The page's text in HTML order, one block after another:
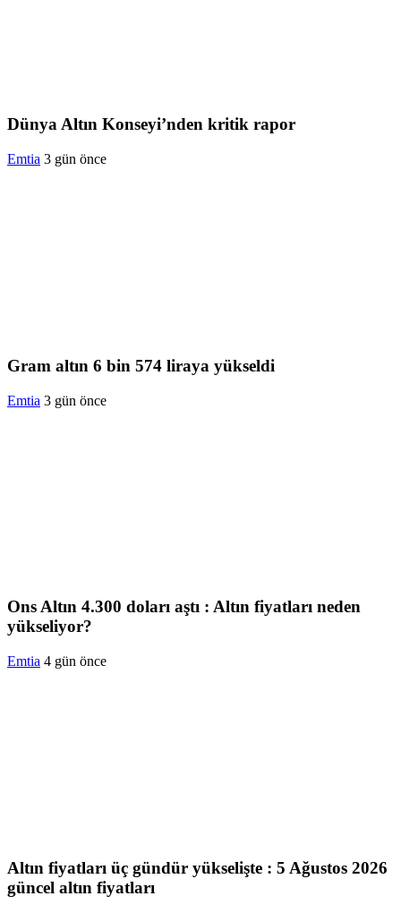
Dünya Altın Konseyi’nden kritik rapor
Emtia 3 gün önce
Gram altın 6 bin 574 liraya yükseldi
Emtia 3 gün önce
Ons Altın 4.300 doları aştı : Altın fiyatları neden
yükseliyor?
Emtia 4 gün önce
Altın fiyatları üç gündür yükselişte : 5 Ağustos 2026
güncel altın fiyatları